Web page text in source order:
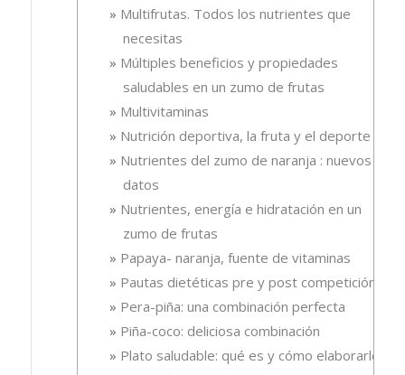
Multifrutas. Todos los nutrientes que
necesitas
Múltiples beneficios y propiedades
saludables en un zumo de frutas
Multivitaminas
Nutrición deportiva, la fruta y el deporte
Nutrientes del zumo de naranja : nuevos
datos
Nutrientes, energía e hidratación en un
zumo de frutas
Papaya- naranja, fuente de vitaminas
Pautas dietéticas pre y post competición
Pera-piña: una combinación perfecta
Piña-coco: deliciosa combinación
Plato saludable: qué es y cómo elaborarlo